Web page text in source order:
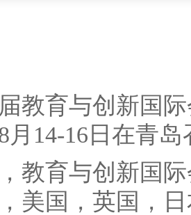
教育与创新国
月14-16日在青
教育与创新国
美国，英国，